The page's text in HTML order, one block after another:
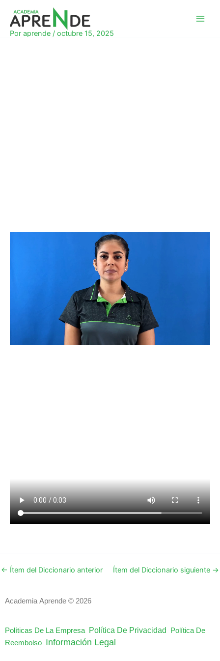
contenido
Por aprende / octubre 15, 2025
← Ítem del Diccionario anterior Ítem del Diccionario siguiente →
Academia Aprende © 2026
Políticas De La Empresa Política De Privacidad
Política De
Reembolso Información Legal